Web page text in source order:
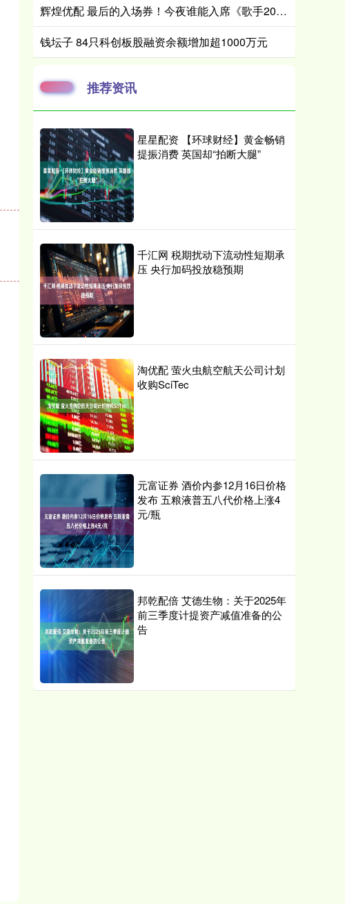
辉煌优配 最后的入场券！今夜谁能入席《歌手2025》歌王之战？_A-Lin_舞台_格瑞丝·金斯勒
钱坛子 84只科创板股融资余额增加超1000万元
推荐资讯
星星配资 【环球财经】黄金畅销
提振消费 英国却“拍断大腿”
千汇网 税期扰动下流动性短期承
压 央行加码投放稳预期
淘优配 萤火虫航空航天公司计划
收购SciTec
元富证券 酒价内参12月16日价格
发布 五粮液普五八代价格上涨4
元/瓶
邦乾配倍 艾德生物：关于2025年
前三季度计提资产减值准备的公
告